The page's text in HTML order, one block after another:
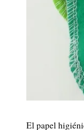
El papel